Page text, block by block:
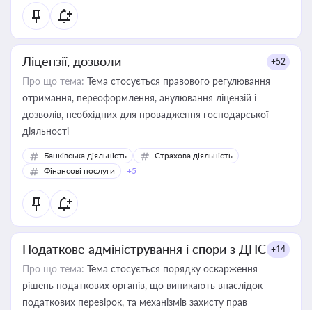
Ліцензії, дозволи +52
Про що тема: Тема стосується правового регулювання
отримання, переоформлення, анулювання ліцензій і
дозволів, необхідних для провадження господарської
діяльності
Банківська діяльність
Страхова діяльність
Фінансові послуги
+5
Податкове адміністрування і спори з ДПС +14
Про що тема: Тема стосується порядку оскарження
рішень податкових органів, що виникають внаслідок
податкових перевірок, та механізмів захисту прав